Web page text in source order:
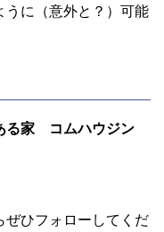
うに（意外と？）可能
る家 コムハウジン
ぜひフォローしてくだ